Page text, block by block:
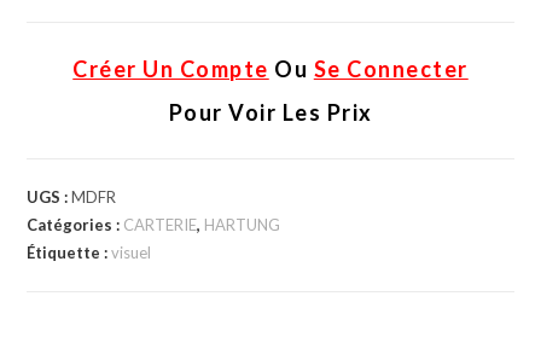
Créer Un Compte Ou Se Connecter
Pour Voir Les Prix
UGS :MDFR
Catégories : CARTERIE, HARTUNG
Étiquette :visuel